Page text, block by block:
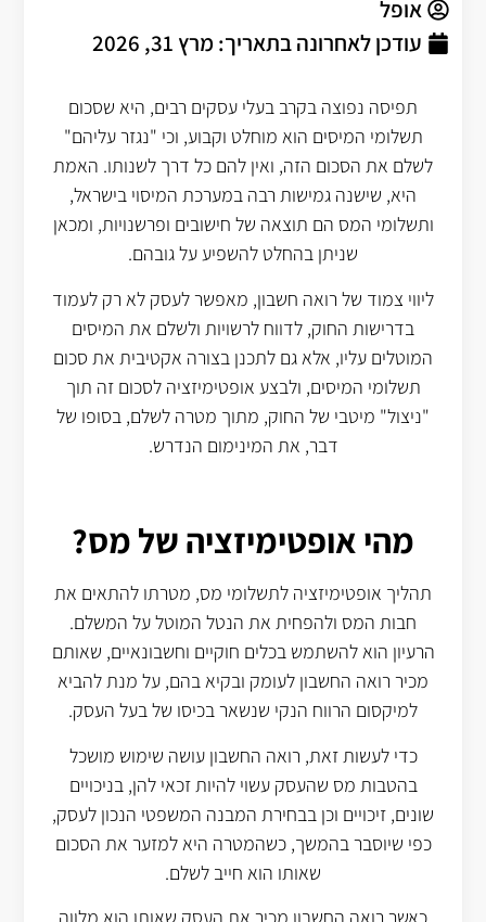
אופל
עודכן לאחרונה בתאריך: מרץ 31, 2026
תפיסה נפוצה בקרב בעלי עסקים רבים, היא שסכום
תשלומי המיסים הוא מוחלט וקבוע, וכי "נגזר עליהם"
לשלם את הסכום הזה, ואין להם כל דרך לשנותו. האמת
היא, שישנה גמישות רבה במערכת המיסוי בישראל,
ותשלומי המס הם תוצאה של חישובים ופרשנויות, ומכאן
שניתן בהחלט להשפיע על גובהם.
ליווי צמוד של רואה חשבון, מאפשר לעסק לא רק לעמוד
בדרישות החוק, לדווח לרשויות ולשלם את המיסים
המוטלים עליו, אלא גם לתכנן בצורה אקטיבית את סכום
תשלומי המיסים, ולבצע אופטימיזציה לסכום זה תוך
"ניצול" מיטבי של החוק, מתוך מטרה לשלם, בסופו של
דבר, את המינימום הנדרש.
מהי אופטימיזציה של מס?
תהליך אופטימיזציה לתשלומי מס, מטרתו להתאים את
חבות המס ולהפחית את הנטל המוטל על המשלם.
הרעיון הוא להשתמש בכלים חוקיים וחשבונאיים, שאותם
מכיר רואה החשבון לעומק ובקיא בהם, על מנת להביא
למיקסום הרווח הנקי שנשאר בכיסו של בעל העסק.
כדי לעשות זאת, רואה החשבון עושה שימוש מושכל
בהטבות מס שהעסק עשוי להיות זכאי להן, בניכויים
שונים, זיכויים וכן בבחירת המבנה המשפטי הנכון לעסק,
כפי שיוסבר בהמשך, כשהמטרה היא למזער את הסכום
שאותו הוא חייב לשלם.